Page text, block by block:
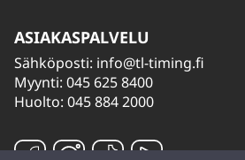
ASIAKASPALVELU
Sähköposti: info@tl-timing.fi
Myynti: 045 625 8400
Huolto: 045 884 2000